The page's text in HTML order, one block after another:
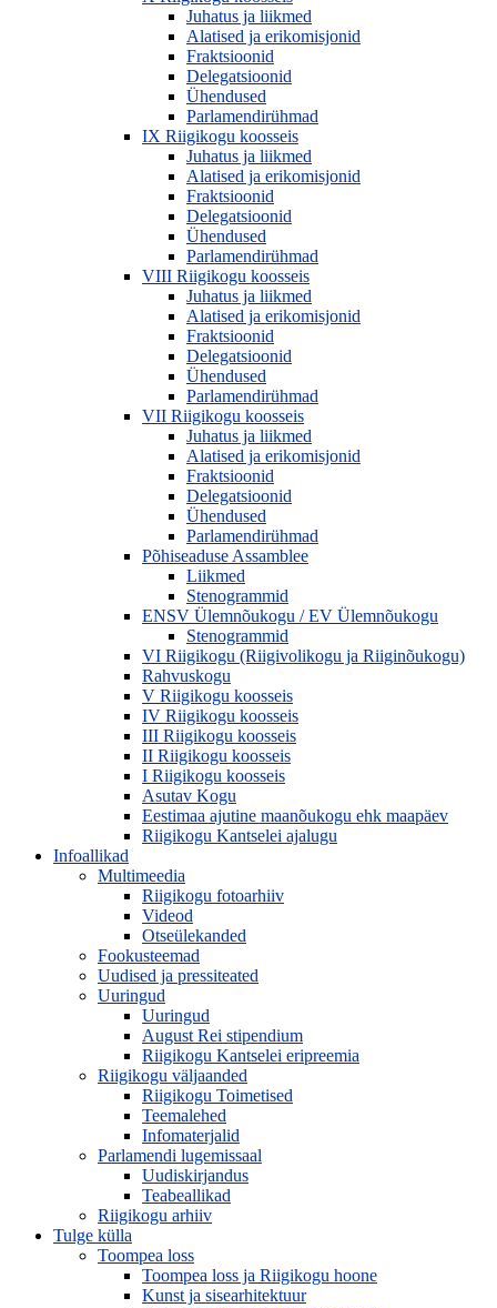
Juhatus ja liikmed
Alatised ja erikomisjonid
Fraktsioonid
Delegatsioonid
Ühendused
Parlamendirühmad
IX Riigikogu koosseis
Juhatus ja liikmed
Alatised ja erikomisjonid
Fraktsioonid
Delegatsioonid
Ühendused
Parlamendirühmad
VIII Riigikogu koosseis
Juhatus ja liikmed
Alatised ja erikomisjonid
Fraktsioonid
Delegatsioonid
Ühendused
Parlamendirühmad
VII Riigikogu koosseis
Juhatus ja liikmed
Alatised ja erikomisjonid
Fraktsioonid
Delegatsioonid
Ühendused
Parlamendirühmad
Põhiseaduse Assamblee
Liikmed
Stenogrammid
ENSV Ülemnõukogu / EV Ülemnõukogu
Stenogrammid
VI Riigikogu (Riigivolikogu ja Riiginõukogu)
Rahvuskogu
V Riigikogu koosseis
IV Riigikogu koosseis
III Riigikogu koosseis
II Riigikogu koosseis
I Riigikogu koosseis
Asutav Kogu
Eestimaa ajutine maanõukogu ehk maapäev
Riigikogu Kantselei ajalugu
Infoallikad
Multimeedia
Riigikogu fotoarhiiv
Videod
Otseülekanded
Fookusteemad
Uudised ja pressiteated
Uuringud
Uuringud
August Rei stipendium
Riigikogu Kantselei eripreemia
Riigikogu väljaanded
Riigikogu Toimetised
Teemalehed
Infomaterjalid
Parlamendi lugemissaal
Uudiskirjandus
Teabeallikad
Riigikogu arhiiv
Tulge külla
Toompea loss
Toompea loss ja Riigikogu hoone
Kunst ja sisearhitektuur